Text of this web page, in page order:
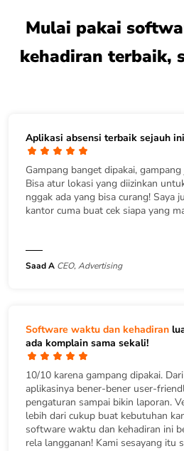
Mulai pakai
kehadiran terbaik,
Aplikasi absensi terbaik sejauh ini
Gampang banget dipakai,
Bisa atur lokasi yang diizinkan
nggak ada yang bisa curang! Saya
kantor cuma buat cek siapa yang
Saad A CEO, Advertising
Software waktu dan kehadiran
ada komplain sama sekali!
10/10 karena gampang dipakai.
aplikasinya bener-bener user-
pengaturan sampai bikin laporan.
lebih dari cukup buat kebutuhan
software waktu dan kehadiran ini
rela langganan! Kami sesayang itu